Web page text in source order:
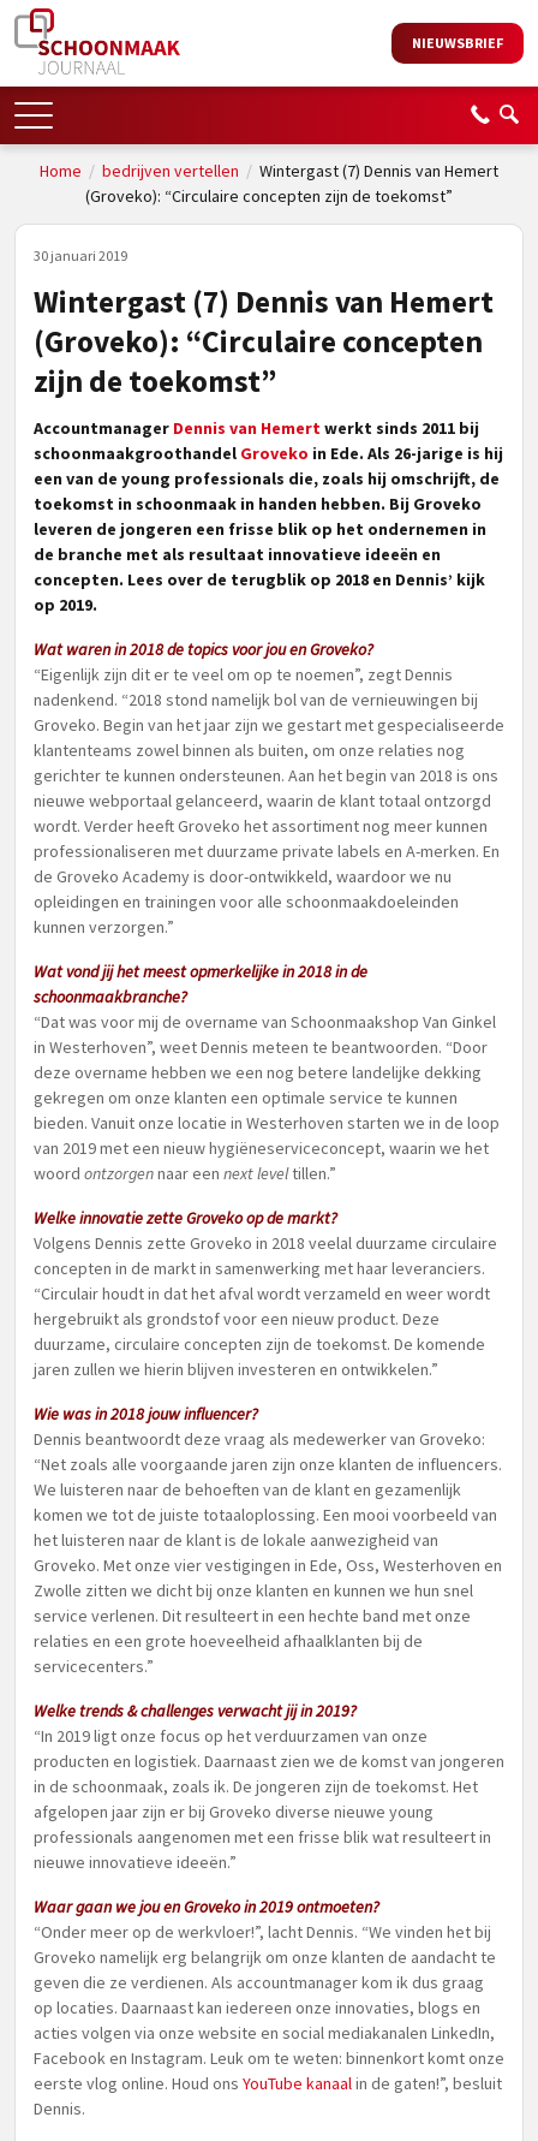
NIEUWSBRIEF
Home / bedrijven vertellen / Wintergast (7) Dennis van Hemert
(Groveko): “Circulaire concepten zijn de toekomst”
30 januari 2019
Wintergast (7) Dennis van Hemert
(Groveko): “Circulaire concepten
zijn de toekomst”
Accountmanager Dennis van Hemertwerkt sinds 2011 bij
schoonmaakgroothandel Groveko in Ede. Als 26-jarige is hij
een van de young professionals die, zoals hij omschrijft, de
toekomst in schoonmaak in handen hebben. Bij Groveko
leveren de jongeren een frisse blik op het ondernemen in
de branche met als resultaat innovatieve ideeën en
concepten. Lees over de terugblik op 2018 en Dennis’ kijk
op 2019.
Wat waren in 2018 de topics voor jou en Groveko?
“Eigenlijk zijn dit er te veel om op te noemen”, zegt Dennis
nadenkend. “2018 stond namelijk bol van de vernieuwingen bij
Groveko. Begin van het jaar zijn we gestart met gespecialiseerde
klantenteams zowel binnen als buiten, om onze relaties nog
gerichter te kunnen ondersteunen. Aan het begin van 2018 is ons
nieuwe webportaal gelanceerd, waarin de klant totaal ontzorgd
wordt. Verder heeft Groveko het assortiment nog meer kunnen
professionaliseren met duurzame private labels en A-merken. En
de Groveko Academy is door-ontwikkeld, waardoor we nu
opleidingen en trainingen voor alle schoonmaakdoeleinden
kunnen verzorgen.”
Wat vond jij het meest opmerkelijke in 2018 in de
schoonmaakbranche?
“Dat was voor mij de overname van Schoonmaakshop Van Ginkel
in Westerhoven”, weet Dennis meteen te beantwoorden. “Door
deze overname hebben we een nog betere landelijke dekking
gekregen om onze klanten een optimale service te kunnen
bieden. Vanuit onze locatie in Westerhoven starten we in de loop
van 2019 met een nieuw hygiëneserviceconcept, waarin we het
woord ontzorgennaar een next leveltillen.”
Welke innovatie zette Groveko op de markt?
Volgens Dennis zette Groveko in 2018 veelal duurzame circulaire
concepten in de markt in samenwerking met haar leveranciers.
“Circulair houdt in dat het afval wordt verzameld en weer wordt
hergebruikt als grondstof voor een nieuw product. Deze
duurzame, circulaire concepten zijn de toekomst. De komende
jaren zullen we hierin blijven investeren en ontwikkelen.”
Wie was in 2018 jouw influencer?
Dennis beantwoordt deze vraag als medewerker van Groveko:
“Net zoals alle voorgaande jaren zijn onze klanten de influencers.
We luisteren naar de behoeften van de klant en gezamenlijk
komen we tot de juiste totaaloplossing. Een mooi voorbeeld van
het luisteren naar de klant is de lokale aanwezigheid van
Groveko. Met onze vier vestigingen in Ede, Oss, Westerhoven en
Zwolle zitten we dicht bij onze klanten en kunnen we hun snel
service verlenen. Dit resulteert in een hechte band met onze
relaties en een grote hoeveelheid afhaalklanten bij de
servicecenters.”
Welke trends & challenges verwacht jij in 2019?
“In 2019 ligt onze focus op het verduurzamen van onze
producten en logistiek. Daarnaast zien we de komst van jongeren
in de schoonmaak, zoals ik. De jongeren zijn de toekomst. Het
afgelopen jaar zijn er bij Groveko diverse nieuwe young
professionals aangenomen met een frisse blik wat resulteert in
nieuwe innovatieve ideeën.”
Waar gaan we jou en Groveko in 2019 ontmoeten?
“Onder meer op de werkvloer!”, lacht Dennis. “We vinden het bij
Groveko namelijk erg belangrijk om onze klanten de aandacht te
geven die ze verdienen. Als accountmanager kom ik dus graag
op locaties. Daarnaast kan iedereen onze innovaties, blogs en
acties volgen via onze website en social mediakanalen LinkedIn,
Facebook en Instagram. Leuk om te weten: binnenkort komt onze
eerste vlog online. Houd ons YouTube kanaalin de gaten!”, besluit
Dennis.